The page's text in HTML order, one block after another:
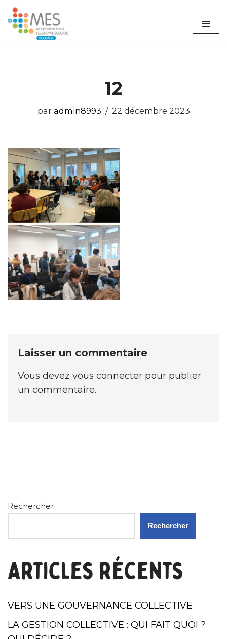
Aller
12
par admin8993 22 décembre 2023
Laisser un commentaire
Vous devez vous connecter pour publier
un commentaire.
Rechercher
Rechercher
Articles récents
VERS UNE GOUVERNANCE COLLECTIVE
LA GESTION COLLECTIVE : QUI FAIT QUOI ?